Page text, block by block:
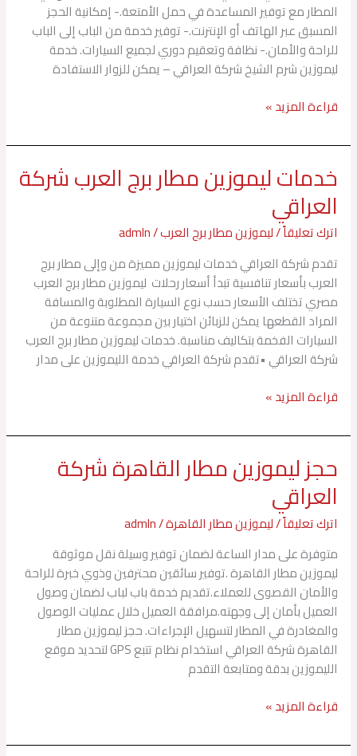
المطار مع توفير المساعدة في حمل الأمتعة.- إمكانية الحجز
المسبق عبر الهاتف أو الإنترنت.- توفير خدمة من الباب إلى الباب
للراحة والأمان.- نظافة وتعقيم دوري لجميع السيارات. خدمة
ليموزين شرم الشيخ شركة العراقي – يمكن للزوار الاستفادة
قراءة المزيد »
خدمات ليموزين مطار برج العرب شركة
العراقي
اترك تعليقاً/ليموزين مطار برج العرب/
admln
تقدم شركة العراقي خدمات ليموزين مميزة من وإلى مطار برج
العرب بأسعار تنافسية تبدأ أسعار رحلات ليموزين مطار برج العرب
مصري تختلف الأسعار حسب نوع السيارة المطلوبة والمسافة
المراد القطعها يمكن للزبائن اختيار بين مجموعة متنوعة من
السيارات الفخمة بتكاليف مناسبة. خدمات ليموزين مطار برج العرب
شركة العراقي •تقدم شركة العراقي خدمة الليموزين على مدار
خدمات
ليموزين
مطار
برج
شركة
العراقي
قراءة المزيد »
حجز ليموزين مطار القاهرة شركة
العراقي
اترك تعليقاً/ليموزين مطار القاهرة/
admln
متوفرة على مدار الساعة لضمان توفير وسيلة نقل موثوقة
ليموزين مطار القاهرة .توفير سائقين محترفين وذوي خبرة للراحة
والأمان القصوى للعملاء.تقديم خدمة باب لباب لضمان وصول
العميل بأمان إلى وجهته.مرافقة العميل خلال عمليات الوصول
والمغادرة في المطار لتسهيل الإجراءات. حجز ليموزين مطار
القاهرة شركة العراقي استخدام نظام تتبع GPS لتحديد موقع
الليموزين بدقة ومتابعة التقدم
حجز
ليموزين
مطار
القاهرة
العراقي
قراءة المزيد »